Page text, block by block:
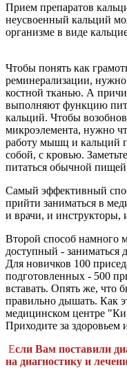
Прием препаратов
неусвоенный кальций
организме в виде
Чтобы понять как
реминерализации,
костной тканью. А
выполняют функцию
кальций. Чтобы
микроэлемента, нужно
работу мышц и кальций
собой, с кровью.
питаться обычной
Самый эффективный
прийти заниматься в
и врачи, и инструкторы,
Второй способ намного
доступный - заниматься
Для новичков 100
подготовленных - 500
вставать. Опять же, что
правильно дышать. Как
медицинском центре
Приходите за здоровьем
Если Вам поставили
на диагностику и